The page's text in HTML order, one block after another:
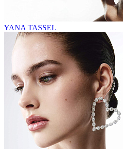
YANA TASSEL